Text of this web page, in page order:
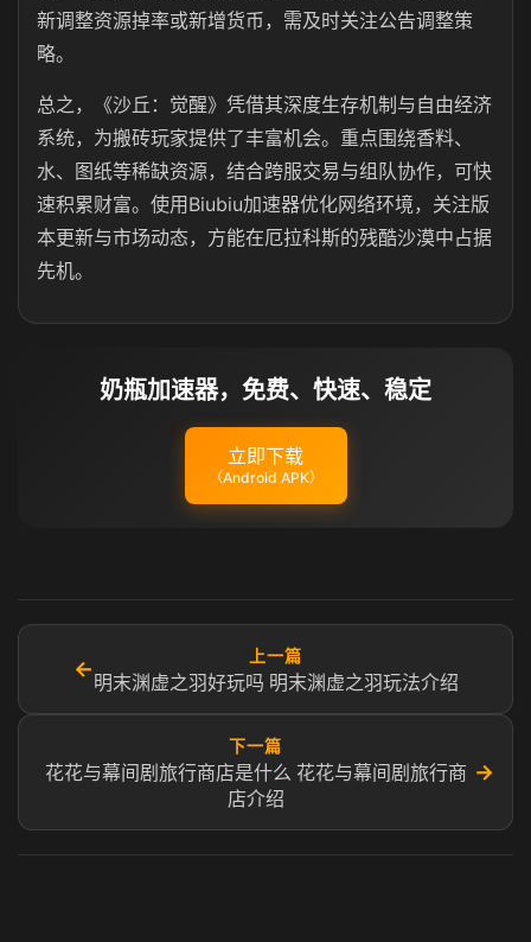
新调整资源掉率或新增货币，需及时关注公告调整策
略。
总之，《沙丘：觉醒》凭借其深度生存机制与自由经济
系统，为搬砖玩家提供了丰富机会。重点围绕香料、
水、图纸等稀缺资源，结合跨服交易与组队协作，可快
速积累财富。使用Biubiu加速器优化网络环境，关注版
本更新与市场动态，方能在厄拉科斯的残酷沙漠中占据
先机。
奶瓶加速器，免费、快速、稳定
立即下载
（Android APK）
←
上一篇
明末渊虚之羽好玩吗 明末渊虚之羽玩法介绍
下一篇
花花与幕间剧旅行商店是什么 花花与幕间剧旅行商
店介绍
→